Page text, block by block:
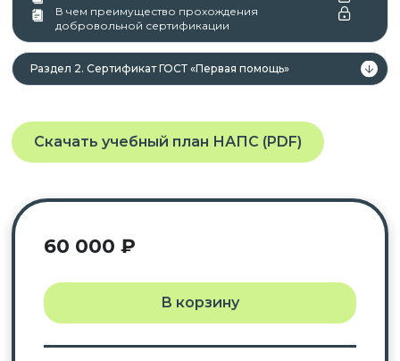
В чем преимущество прохождения
добровольной сертификации
Раздел 2. Сертификат ГОСТ «Первая помощь»
Скачать учебный план НАПС (PDF)
60 000 ₽
В корзину